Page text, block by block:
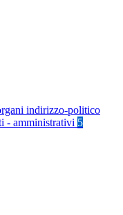
indirizzo-politico
- amministrativi 5